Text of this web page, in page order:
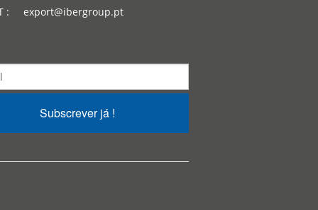
: export@ibergroup.pt
Subscrever já !